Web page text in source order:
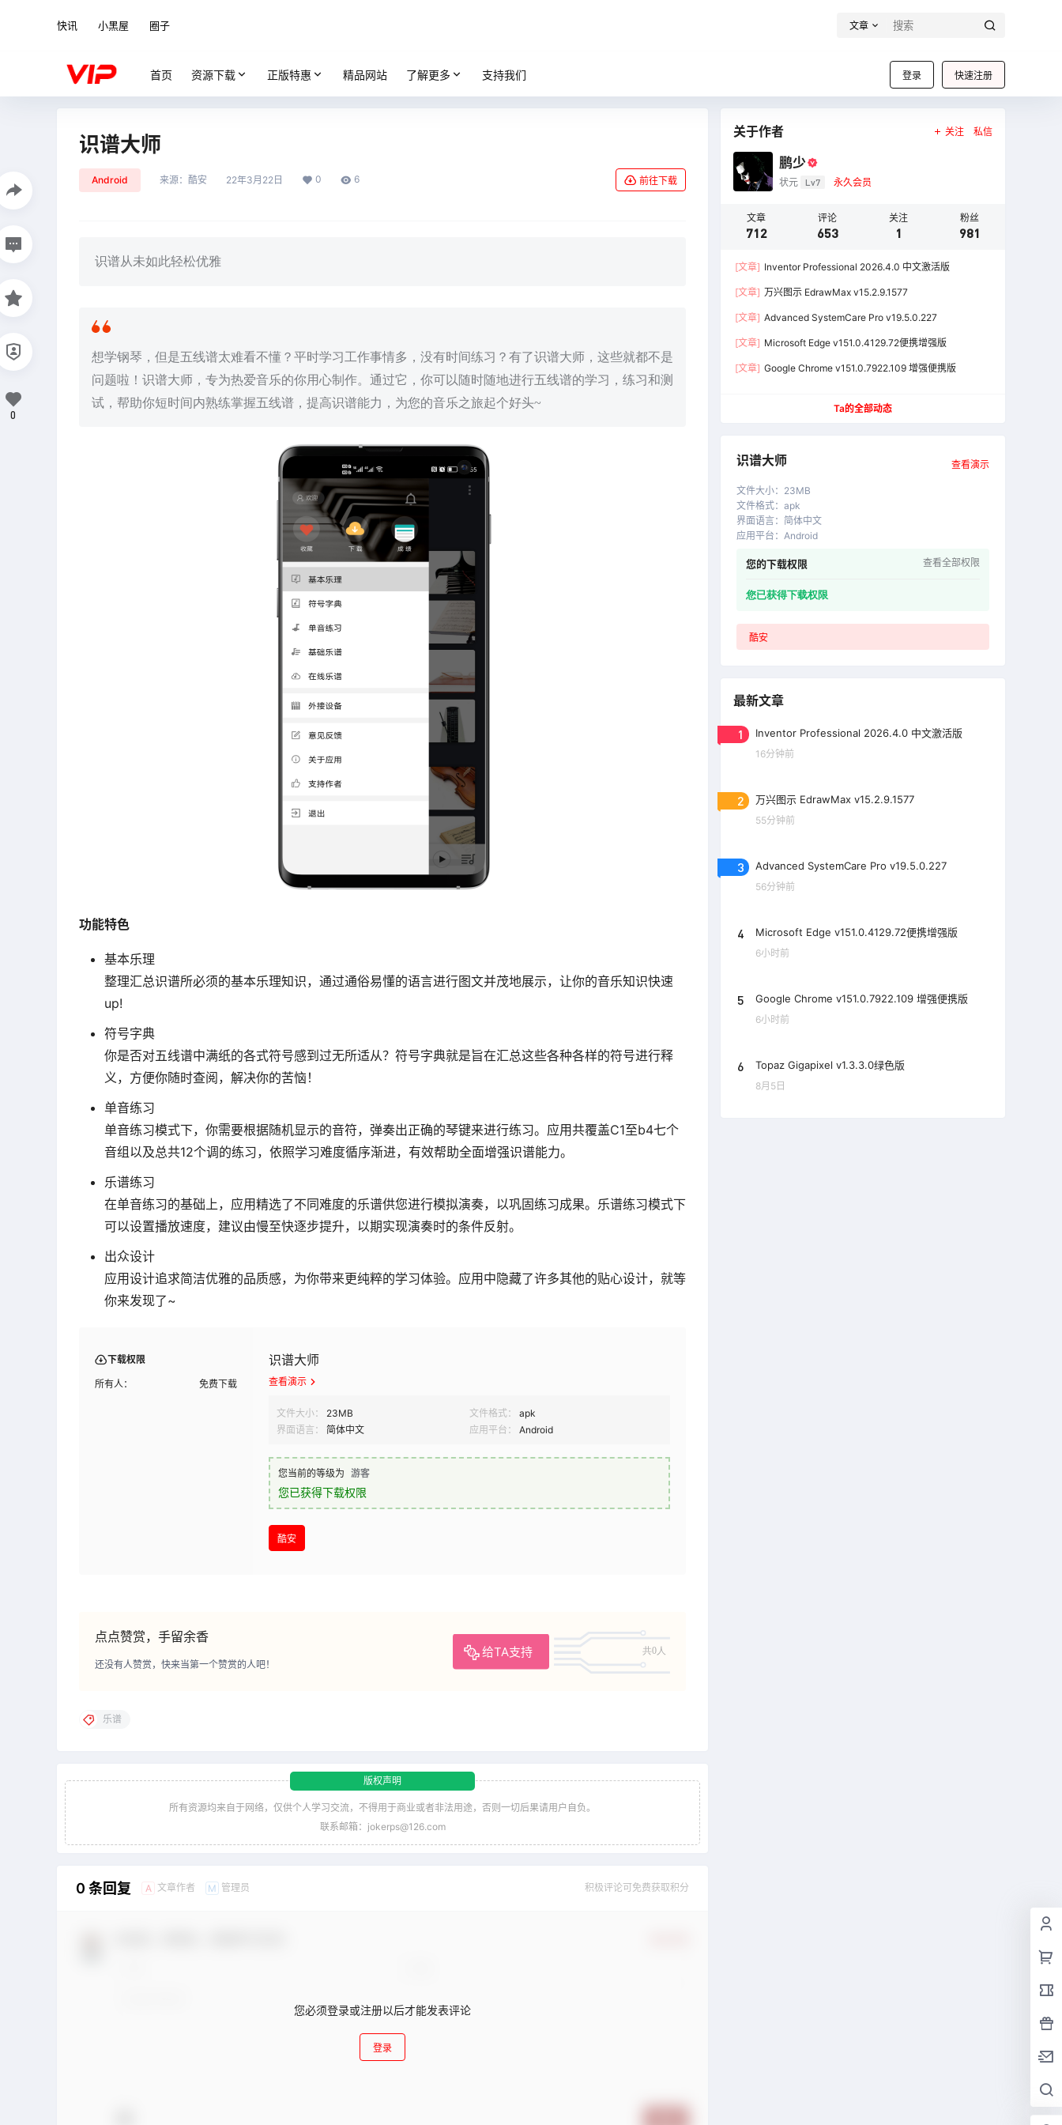
快讯 小黑屋 圈子 文章
登录 快速注册
首页 资源下载 正版特惠 精品网站 了解更多 支持我们
识谱大师
Android 来源： 酷安 22年3月22日 0 6 前往下载
识谱从未如此轻松优雅
想学钢琴，但是五线谱太难看不懂？平时学习工作事情多，没有时间练习？有了识谱大师，这些就都不是
问题啦！识谱大师，专为热爱音乐的你用心制作。通过它，你可以随时随地进行五线谱的学习，练习和测
试，帮助你短时间内熟练掌握五线谱，提高识谱能力，为您的音乐之旅起个好头~
功能特色
基本乐理
整理汇总识谱所必须的基本乐理知识，通过通俗易懂的语言进行图文并茂地展示，让你的音乐知识快速
up!
符号字典
你是否对五线谱中满纸的各式符号感到过无所适从？符号字典就是旨在汇总这些各种各样的符号进行释
义，方便你随时查阅，解决你的苦恼！
单音练习
单音练习模式下，你需要根据随机显示的音符，弹奏出正确的琴键来进行练习。应用共覆盖C1至b4七个
音组以及总共12个调的练习，依照学习难度循序渐进，有效帮助全面增强识谱能力。
乐谱练习
在单音练习的基础上，应用精选了不同难度的乐谱供您进行模拟演奏，以巩固练习成果。乐谱练习模式下
可以设置播放速度，建议由慢至快逐步提升，以期实现演奏时的条件反射。
出众设计
应用设计追求简洁优雅的品质感，为你带来更纯粹的学习体验。应用中隐藏了许多其他的贴心设计，就等
你来发现了~
下载权限
所有人： 免费下载
识谱大师
查看演示
文件大小： 23MB 文件格式：
apk
界面语言：
简体中文 应用平台： Android
您当前的等级为 游客
您已获得下载权限
酷安
点点赞赏，手留余香
给TA支持 共0人
还没有人赞赏，快来当第一个赞赏的人吧！
0
乐谱
版权声明
所有资源均来自于网络，仅供个人学习交流，不得用于商业或者非法用途，否则一切后果请用户自负。
联系邮箱：jokerps@126.com
0 条回复 A 文章作者 M 管理员 积极评论可免费获取积分
您必须登录或注册以后才能发表评论
登录
关于作者 关注 私信
鹏少
状元 Lv7 永久会员
文章
712
评论
653
关注
1
粉丝
981
[文章] Inventor Professional 2026.4.0 中文激活版
[文章] 万兴图示 EdrawMax v15.2.9.1577
[文章] Advanced SystemCare Pro v19.5.0.227
[文章] Microsoft Edge v151.0.4129.72便携增强版
[文章] Google Chrome v151.0.7922.109 增强便携版
Ta的全部动态
识谱大师 查看演示
文件大小： 23MB
文件格式： apk
界面语言： 简体中文
应用平台 ： Android
您的下载权限 查看全部权限
您已获得下载权限
酷安
最新文章
1 Inventor Professional 2026.4.0 中文激活版
16分钟前
2 万兴图示 EdrawMax v15.2.9.1577
55分钟前
3 Advanced SystemCare Pro v19.5.0.227
56分钟前
4 Microsoft Edge v151.0.4129.72便携增强版
6小时前
5 Google Chrome v151.0.7922.109 增强便携版
6小时前
6 Topaz Gigapixel v1.3.3.0绿色版
8月5日